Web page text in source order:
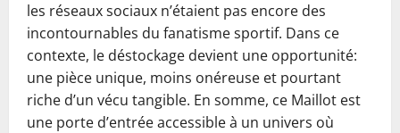
les réseaux sociaux n’étaient pas encore des
incontournables du fanatisme sportif. Dans ce
contexte, le déstockage devient une opportunité:
une pièce unique, moins onéreuse et pourtant
riche d’un vécu tangible. En somme, ce Maillot est
une porte d’entrée accessible à un univers où